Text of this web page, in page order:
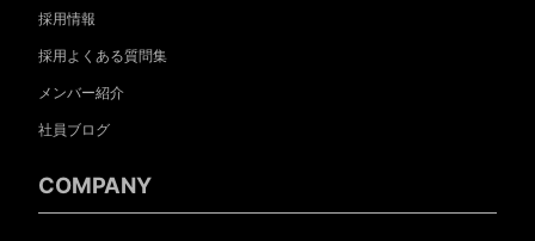
採用情報
採用よくある質問集
メンバー紹介
社員ブログ
COMPANY